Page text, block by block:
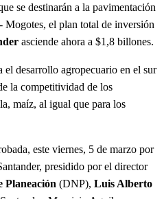
se destinarán a la pavimentación
Mogotes, el plan total de inversión
asciende ahora a $1,8 billones.
el desarrollo agropecuario en el sur
la competitividad de los
maíz, al igual que para los
este viernes, 5 de marzo por
presidido por el director
Planeación (DNP), Luis Alberto